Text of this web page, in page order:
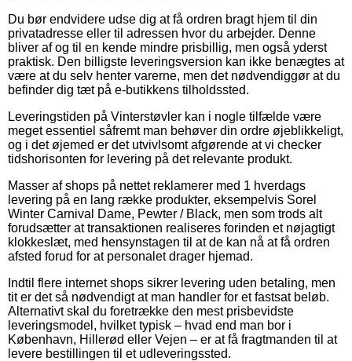
Du bør endvidere udse dig at få ordren bragt hjem til din
privatadresse eller til adressen hvor du arbejder. Denne
bliver af og til en kende mindre prisbillig, men også yderst
praktisk. Den billigste leveringsversion kan ikke benægtes at
være at du selv henter varerne, men det nødvendiggør at du
befinder dig tæt på e-butikkens tilholdssted.
Leveringstiden på Vinterstøvler kan i nogle tilfælde være
meget essentiel såfremt man behøver din ordre øjeblikkeligt,
og i det øjemed er det utvivlsomt afgørende at vi checker
tidshorisonten for levering på det relevante produkt.
Masser af shops på nettet reklamerer med 1 hverdags
levering på en lang række produkter, eksempelvis Sorel
Winter Carnival Dame, Pewter / Black, men som trods alt
forudsætter at transaktionen realiseres forinden et nøjagtigt
klokkeslæt, med hensynstagen til at de kan nå at få ordren
afsted forud for at personalet drager hjemad.
Indtil flere internet shops sikrer levering uden betaling, men
tit er det så nødvendigt at man handler for et fastsat beløb.
Alternativt skal du foretrække den mest prisbevidste
leveringsmodel, hvilket typisk – hvad end man bor i
København, Hillerød eller Vejen – er at få fragtmanden til at
levere bestillingen til et udleveringssted.